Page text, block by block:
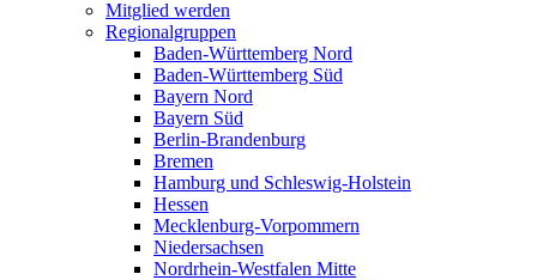
Mitglied werden
Regionalgruppen
Baden-Württemberg Nord
Baden-Württemberg Süd
Bayern Nord
Bayern Süd
Berlin-Brandenburg
Bremen
Hamburg und Schleswig-Holstein
Hessen
Mecklenburg-Vorpommern
Niedersachsen
Nordrhein-Westfalen Mitte